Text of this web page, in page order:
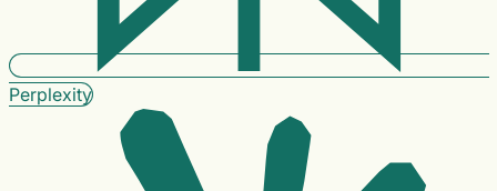
Perplexity